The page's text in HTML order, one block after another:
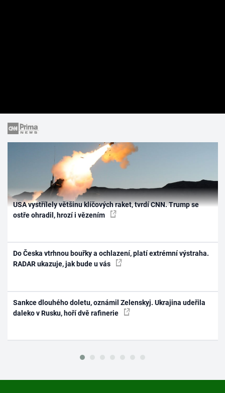
USA vystřílely většinu klíčových raket, tvrdí CNN. Trump se
ostře ohradil, hrozí i vězením
Do Česka vtrhnou bouřky a ochlazení, platí extrémní výstraha.
RADAR ukazuje, jak bude u vás
Sankce dlouhého doletu, oznámil Zelenskyj. Ukrajina udeřila
daleko v Rusku, hoří dvě rafinerie